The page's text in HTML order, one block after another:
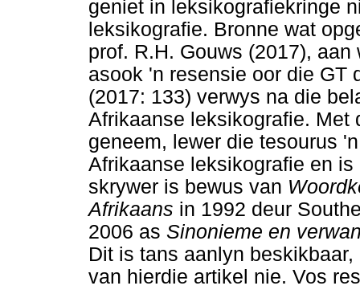
geniet in leksikografiekringe
leksikografie. Bronne wat
prof. R.H. Gouws (2017),
asook 'n resensie oor die GT
(2017: 133) verwys na die
Afrikaanse leksikografie. Met
geneem, lewer die tesourus
Afrikaanse leksikografie en
skrywer is bewus van
Afrikaans in 1992 deur
2006 as Sinonieme en
Dit is tans aanlyn
van hierdie artikel nie. Vos